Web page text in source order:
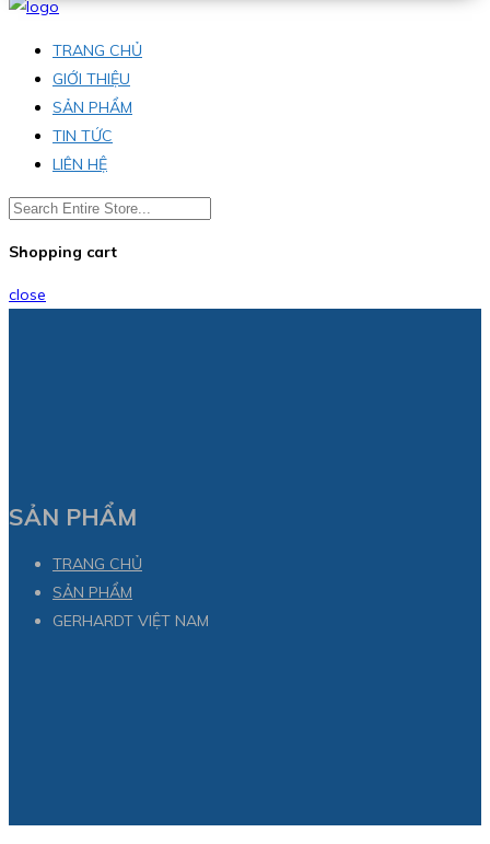
TRANG CHỦ
GIỚI THIỆU
SẢN PHẨM
TIN TỨC
LIÊN HỆ
Shopping cart
close
SẢN PHẨM
TRANG CHỦ
SẢN PHẨM
GERHARDT VIỆT NAM